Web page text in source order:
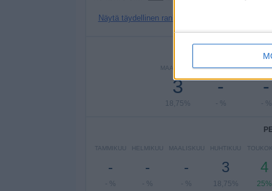
Näytä täydellinen ranking
MAANANTAI
3
18,75%
TIISTAI
-
- %
-
- %
TAMMIKUU
-
- %
HELMIKUU
-
- %
MAALISKUU
-
- %
HUHTIKUU
3
18,75%
4
25%